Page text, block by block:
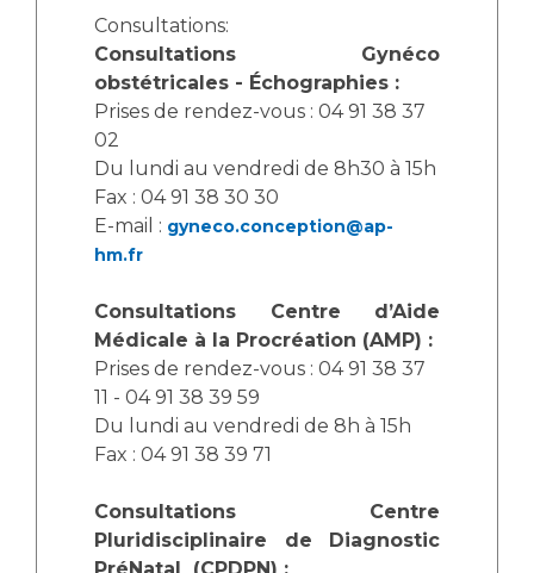
Maladies rares
Maternité Hôpital Nord
Vos représentants
La Commission Des Usagers (CDU)
Les Comités Locaux des Usagers
Le projet des usagers
Qualité
Nos indicateurs qualité et de sécurité des soins
Presse / Multimédia
Communiqués de presse
Dossiers de presse
Médiathèque
Rôles et missions
Liste des marchés conclus
Documents utiles
Consultations:
Consultations Gynéco
obstétricales - Échographies :
Prises de rendez-vous : 04 91 38 37
02
Du lundi au vendredi de 8h30 à 15h
Fax : 04 91 38 30 30
E-mail : gyneco.conception@ap-
hm.fr
Consultations Centre d’Aide
Médicale à la Procréation (AMP) :
Prises de rendez-vous : 04 91 38 37
11 - 04 91 38 39 59
Du lundi au vendredi de 8h à 15h
Fax : 04 91 38 39 71
Consultations Centre
Pluridisciplinaire de Diagnostic